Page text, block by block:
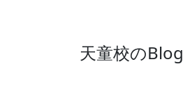
天童校のBlog